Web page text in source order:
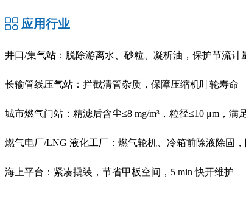
应用行业
井口/集气站：脱除游离水、砂粒、凝析油，保护节流计
长输管线压气站：拦截清管杂质，保障压缩机叶轮寿命
城市燃气门站：精滤后含尘≤8 mg/m³，粒径≤10 μm，满
燃气电厂/LNG 液化工厂：燃气轮机、冷箱前除液除固
海上平台：紧凑撬装，节省甲板空间，5 min 快开维护